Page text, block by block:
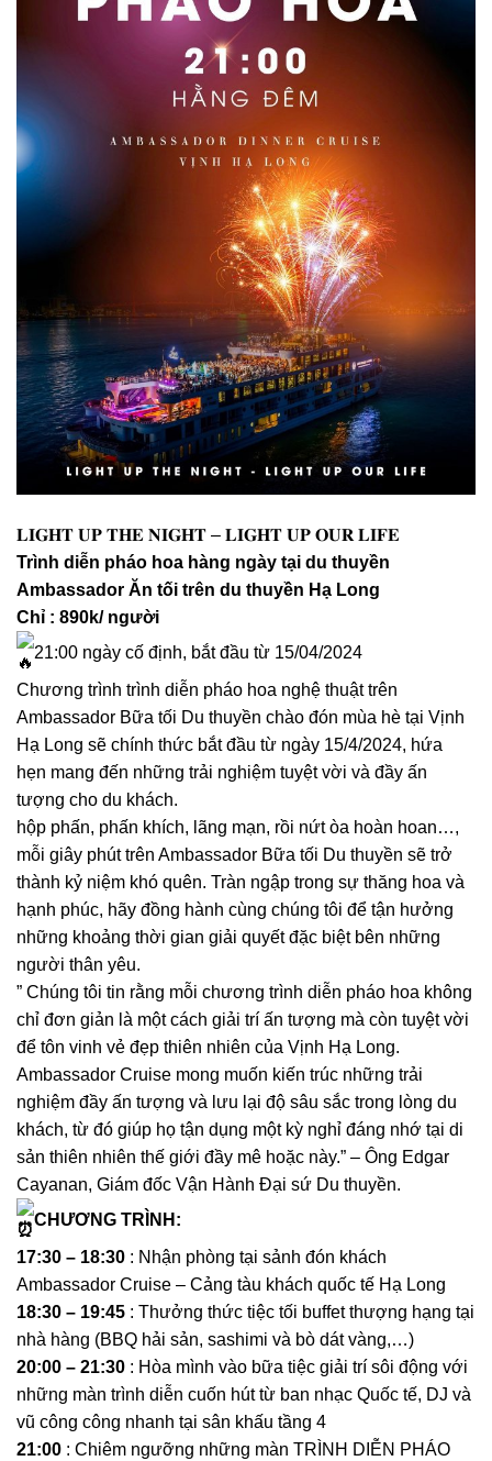
𝐋𝐈𝐆𝐇𝐓 𝐔𝐏 𝐓𝐇𝐄 𝐍𝐈𝐆𝐇𝐓 – 𝐋𝐈𝐆𝐇𝐓 𝐔𝐏 𝐎𝐔𝐑 𝐋𝐈𝐅𝐄
Trình diễn pháo hoa hàng ngày tại du thuyền
Ambassador Ăn tối trên du thuyền Hạ Long
Chỉ : 890k/ người
21:00 ngày cố định, bắt đầu từ 15/04/2024
Chương trình trình diễn pháo hoa nghệ thuật trên
Ambassador Bữa tối Du thuyền chào đón mùa hè tại Vịnh
Hạ Long sẽ chính thức bắt đầu từ ngày 15/4/2024, hứa
hẹn mang đến những trải nghiệm tuyệt vời và đầy ấn
tượng cho du khách.
hộp phấn, phấn khích, lãng mạn, rồi nứt òa hoàn hoan…,
mỗi giây phút trên Ambassador Bữa tối Du thuyền sẽ trở
thành kỷ niệm khó quên. Tràn ngập trong sự thăng hoa và
hạnh phúc, hãy đồng hành cùng chúng tôi để tận hưởng
những khoảng thời gian giải quyết đặc biệt bên những
người thân yêu.
” Chúng tôi tin rằng mỗi chương trình diễn pháo hoa không
chỉ đơn giản là một cách giải trí ấn tượng mà còn tuyệt vời
để tôn vinh vẻ đẹp thiên nhiên của Vịnh Hạ Long.
Ambassador Cruise mong muốn kiến ​​trúc những trải
nghiệm đầy ấn tượng và lưu lại độ sâu sắc trong lòng du
khách, từ đó giúp họ tận dụng một kỳ nghỉ đáng nhớ tại di
sản thiên nhiên thế giới đầy mê hoặc này.” – Ông Edgar
Cayanan, Giám đốc Vận Hành Đại sứ Du thuyền.
CHƯƠNG TRÌNH:
17:30 – 18:30 : Nhận phòng tại sảnh đón khách
Ambassador Cruise – Cảng tàu khách quốc tế Hạ Long
18:30 – 19:45 : Thưởng thức tiệc tối buffet thượng hạng tại
nhà hàng (BBQ hải sản, sashimi và bò dát vàng,…)
20:00 – 21:30 : Hòa mình vào bữa tiệc giải trí sôi động với
những màn trình diễn cuốn hút từ ban nhạc Quốc tế, DJ và
vũ công công nhanh tại sân khấu tầng 4
21:00 : Chiêm ngưỡng những màn TRÌNH DIỄN PHÁO